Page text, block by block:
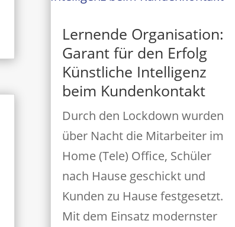
Lernende Organisation:
Garant für den Erfolg
Künstliche Intelligenz
beim Kundenkontakt
Durch den Lockdown wurden
über Nacht die Mitarbeiter im
Home (Tele) Office, Schüler
nach Hause geschickt und
Kunden zu Hause festgesetzt.
Mit dem Einsatz modernster